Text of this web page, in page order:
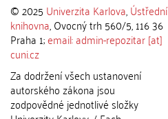
© 2025 Univerzita Karlova,Ústřední
knihovna, Ovocný trh 560/5, 116 36
Praha 1;email: admin-repozitar [at]
cuni.cz
Za dodržení všech ustanovení
autorského zákona jsou
zodpovědné jednotlivé složky